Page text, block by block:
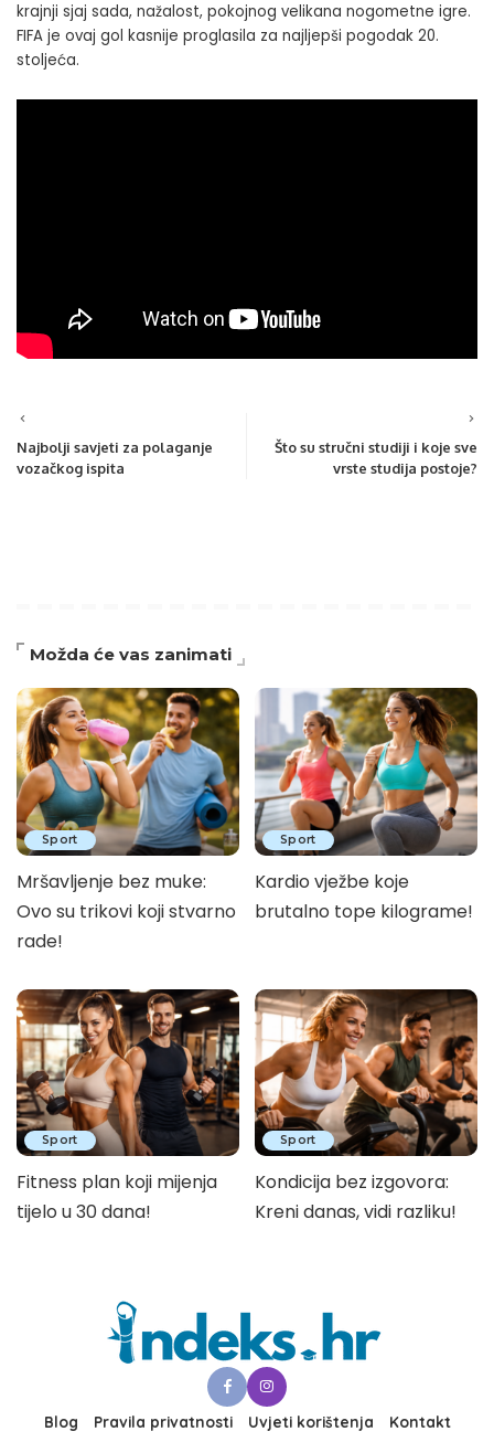
krajnji sjaj sada, nažalost, pokojnog velikana nogometne igre.
FIFA je ovaj gol kasnije proglasila za najljepši pogodak 20.
stoljeća.
Najbolji savjeti za polaganje
vozačkog ispita
Što su stručni studiji i koje sve
vrste studija postoje?
Možda će vas zanimati
Sport
Mršavljenje bez muke:
Ovo su trikovi koji stvarno
rade!
Sport
Kardio vježbe koje
brutalno tope kilograme!
Sport
Fitness plan koji mijenja
tijelo u 30 dana!
Sport
Kondicija bez izgovora:
Kreni danas, vidi razliku!
Blog Pravila privatnosti Uvjeti korištenja Kontakt